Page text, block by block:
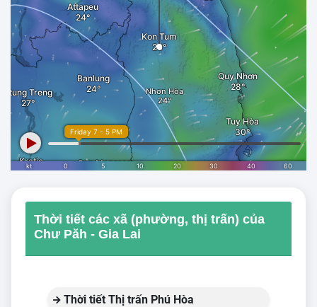
Thời tiết các xã (phường, thị trấn) của
Chư Păh - Gia Lai
Thời tiết Thị trấn Phú Hòa